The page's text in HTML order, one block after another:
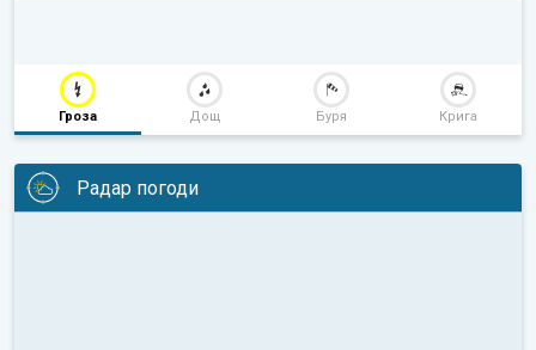
Гроза Дощ Буря Крига
Радар погоди